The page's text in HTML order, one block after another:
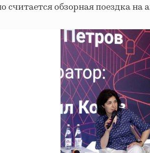
считается обзорная поездка на